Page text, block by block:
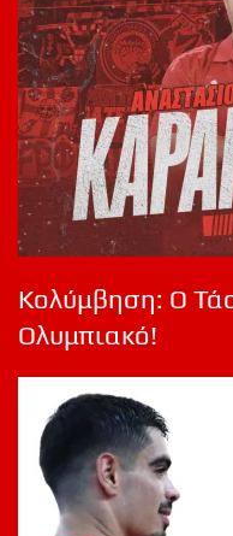
Κολύμβηση: Ο
Ολυμπιακό!